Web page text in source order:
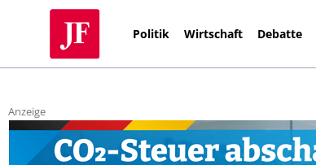
Politik Wirtschaft Debatte
Anzeige